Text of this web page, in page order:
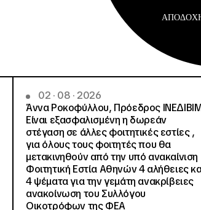
02 · 08 · 2026
Άννα Ροκοφύλλου, Πρόεδρος
Είναι εξασφαλισμένη η δωρεάν
στέγαση σε άλλες φοιτητικές εστίες ,
για όλους τους φοιτητές που θα
μετακινηθούν από την υπό ανακαίνιση
Φοιτητική Εστία Αθηνών 4 αλήθειες
4 ψέματα για την γεμάτη ανακρίβειες
ανακοίνωση του Συλλόγου
Οικοτρόφων της ΦΕΑ